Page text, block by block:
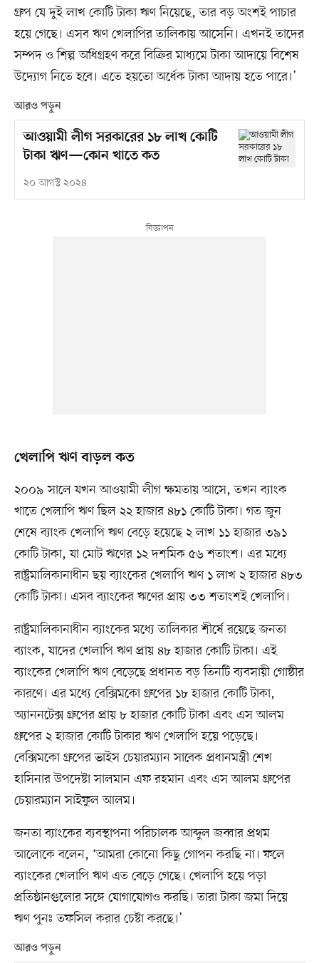
গ্রুপ যে দুই লাখ কোটি টাকা ঋণ নিয়েছে, তার বড় অংশই পাচার
হয়ে গেছে। এসব ঋণ খেলাপির তালিকায় আসেনি। এখনই তাদের
সম্পদ ও শিল্প অধিগ্রহণ করে বিক্রির মাধ্যমে টাকা আদায়ে বিশেষ
উদ্যোগ নিতে হবে। এতে হয়তো অর্ধেক টাকা আদায় হতে পারে।’
আরও পড়ুন
আওয়ামী লীগ সরকারের ১৮ লাখ কোটি
টাকা ঋণ—কোন খাতে কত
২০ আগস্ট ২০২৪
খেলাপি ঋণ বাড়ল কত
২০০৯ সালে যখন আওয়ামী লীগ ক্ষমতায় আসে, তখন ব্যাংক
খাতে খেলাপি ঋণ ছিল ২২ হাজার ৪৮১ কোটি টাকা। গত জুন
শেষে ব্যাংক খেলাপি ঋণ বেড়ে হয়েছে ২ লাখ ১১ হাজার ৩৯১
কোটি টাকা, যা মোট ঋণের ১২ দশমিক ৫৬ শতাংশ। এর মধ্যে
রাষ্ট্রমালিকানাধীন ছয় ব্যাংকের খেলাপি ঋণ ১ লাখ ২ হাজার ৪৮৩
কোটি টাকা। এসব ব্যাংকের ঋণের প্রায় ৩৩ শতাংশই খেলাপি।
রাষ্ট্রমালিকানাধীন ব্যাংকের মধ্যে তালিকার শীর্ষে রয়েছে জনতা
ব্যাংক, যাদের খেলাপি ঋণ প্রায় ৪৮ হাজার কোটি টাকা। এই
ব্যাংকের খেলাপি ঋণ বেড়েছে প্রধানত বড় তিনটি ব্যবসায়ী গোষ্ঠীর
কারণে। এর মধ্যে বেক্সিমকো গ্রুপের ১৮ হাজার কোটি টাকা,
অ্যাননটেক্স গ্রুপের প্রায় ৮ হাজার কোটি টাকা এবং এস আলম
গ্রুপের ২ হাজার কোটি টাকার ঋণ খেলাপি হয়ে পড়েছে।
বেক্সিমকো গ্রুপের ভাইস চেয়ারম্যান সাবেক প্রধানমন্ত্রী শেখ
হাসিনার উপদেষ্টা সালমান এফ রহমান এবং এস আলম গ্রুপের
চেয়ারম্যান সাইফুল আলম।
জনতা ব্যাংকের ব্যবস্থাপনা পরিচালক আব্দুল জব্বার প্রথম
আলোকে বলেন, ‘আমরা কোনো কিছু গোপন করছি না। ফলে
ব্যাংকের খেলাপি ঋণ এত বেড়ে গেছে। খেলাপি হয়ে পড়া
প্রতিষ্ঠানগুলোর সঙ্গে যোগাযোগও করছি। তারা টাকা জমা দিয়ে
ঋণ পুনঃ তফসিল করার চেষ্টা করছে।’
আরও পড়ুন